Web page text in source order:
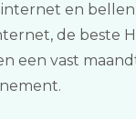
en
de beste
een vast